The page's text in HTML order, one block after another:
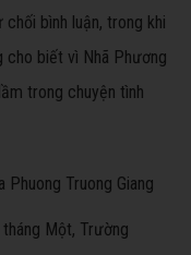
chối bình luận, trong khi
cho biết vì Nhã Phương
trong chuyện tình
Một, Trường